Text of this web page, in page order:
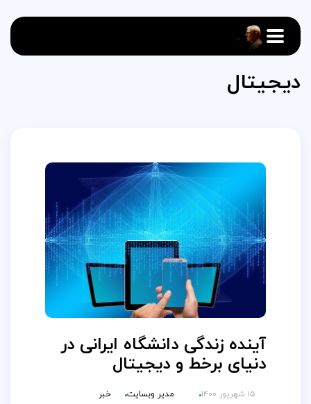
دیجیتال
آینده زندگی دانشگاه ایرانی در
دنیای برخط و دیجیتال
۱۵ شهریور ۱۴۰۰ مدیر وبسایت خبر